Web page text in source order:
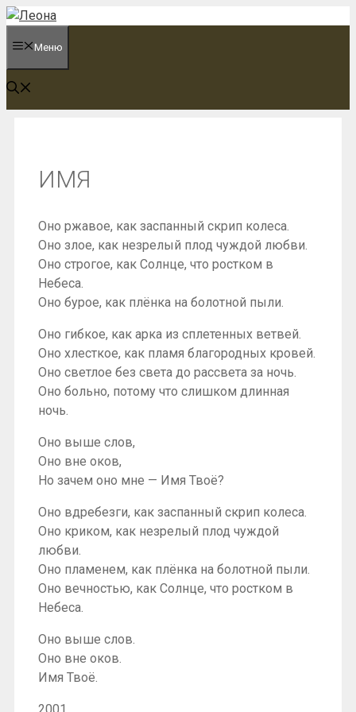
Перейти
содержимому
Меню
ИМЯ
Оно ржавое, как заспанный скрип колеса.
Оно злое, как незрелый плод чуждой любви.
Оно строгое, как Солнце, что ростком в
Небеса.
Оно бурое, как плёнка на болотной пыли.
Оно гибкое, как арка из сплетенных ветвей.
Оно хлесткое, как пламя благородных кровей.
Оно светлое без света до рассвета за ночь.
Оно больно, потому что слишком длинная
ночь.
Оно выше слов,
Оно вне оков,
Но зачем оно мне — Имя Твоё?
Оно вдребезги, как заспанный скрип колеса.
Оно криком, как незрелый плод чуждой
любви.
Оно пламенем, как плёнка на болотной пыли.
Оно вечностью, как Солнце, что ростком в
Небеса.
Оно выше слов.
Оно вне оков.
Имя Твоё.